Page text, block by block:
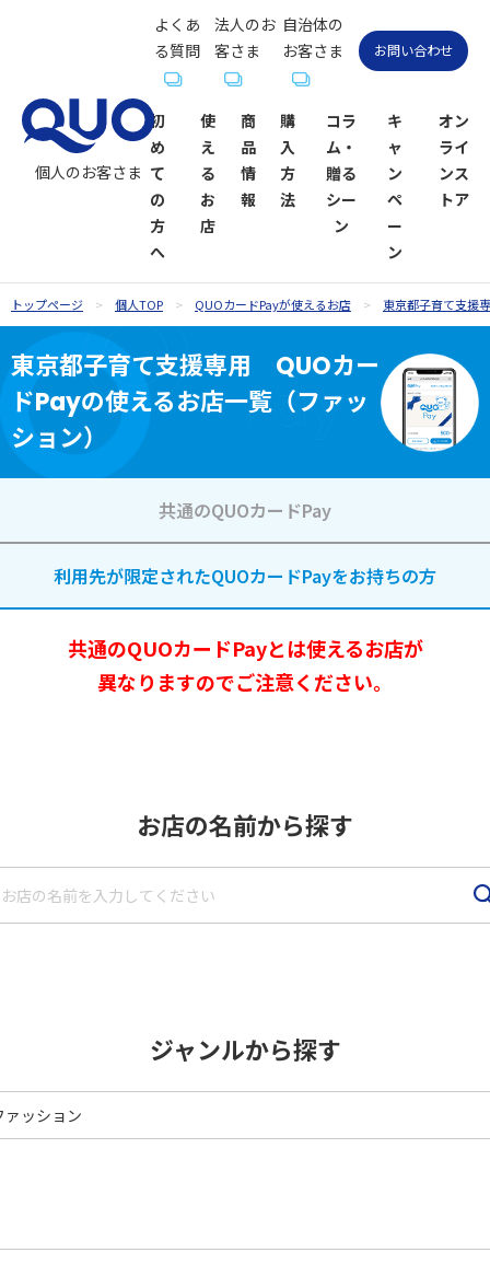
個人のお客さま
初
め
て
の
方
へ
使
え
る
お
店
ドが使え
るお店
ドPayが使
えるお店
商
品
情
報
ド
ドPay
購
入
方
法
コラ
ム・
贈る
シー
ン
ラム一覧
お祝い
季節のギフ
一覧
し
季節・その
記念品・景
品
キ
ャ
ン
ペ
ー
ン
オン
ライ
ンス
トア
ドオンラ
インスト
ア
ドPayオン
ラインス
よくあ
る質問
法人のお
客さま
自治体の
お客さま
お問い合わせ
トップページ 個人TOP QUOカードPayが使えるお店 東京都子育て支援
東京都子育て支援専用 QUOカー
ドPayの使えるお店一覧（ファッ
ション）
共通のQUOカードPay
利用先が限定されたQUOカードPayをお持ちの方
共通のQUOカードPayとは使えるお店が
異なりますのでご注意ください。
お店の名前から探す
ジャンルから探す